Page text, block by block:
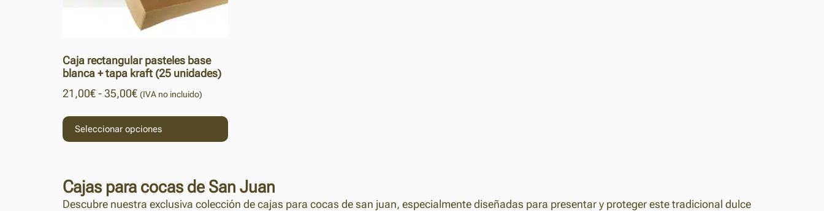
Caja rectangular pasteles base
blanca + tapa kraft (25 unidades)
21,00€-35,00€ (IVA no incluido)
Seleccionar opciones
Cajas para cocas de San Juan
Descubre nuestra exclusiva colección de cajas para cocas de san juan, especialmente diseñadas para presentar y proteger este tradicional dulce